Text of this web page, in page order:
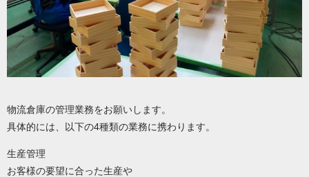
物流倉庫の管理業務をお願いします。
具体的には、以下の4種類の業務に携わります。
生産管理
お客様の要望に合った生産や